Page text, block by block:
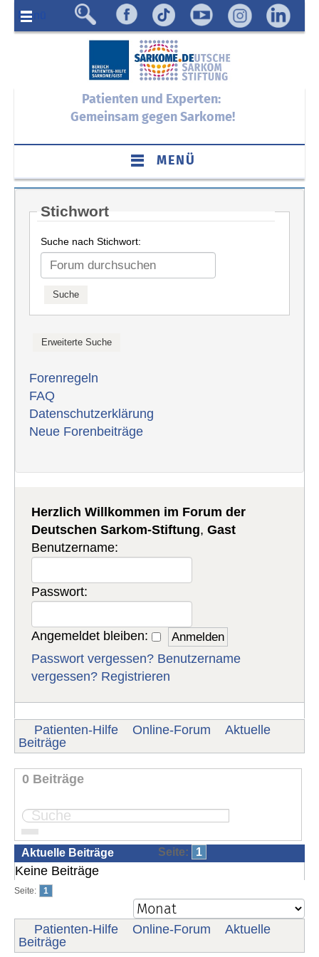
Menü
Patienten und Experten:
Gemeinsam gegen Sarkome!
MENÜ
Stichwort
Suche nach Stichwort:
Forenregeln
FAQ
Datenschutzerklärung
Neue Forenbeiträge
Herzlich Willkommen im Forum der
Deutschen Sarkom-Stiftung,Gast
Benutzername:
Passwort:
Angemeldet bleiben:
Passwort vergessen? Benutzername
vergessen? Registrieren
Patienten-Hilfe Online-Forum
Aktuelle
Beiträge
0 Beiträge
Seite: 1
Aktuelle Beiträge
Keine Beiträge
Seite: 1
Patienten-Hilfe Online-Forum
Aktuelle
Beiträge